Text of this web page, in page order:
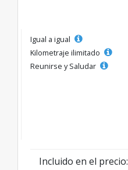
Igual a igual
Kilometraje ilimitado
Reunirse y Saludar
Incluido en el precio: